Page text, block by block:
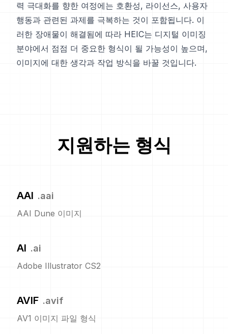
력 극대화를 향한 여정에는 호환성, 라이선스, 사용자
행동과 관련된 과제를 극복하는 것이 포함됩니다. 이
러한 장애물이 해결됨에 따라 HEIC는 디지털 이미징
분야에서 점점 더 중요한 형식이 될 가능성이 높으며,
이미지에 대한 생각과 작업 방식을 바꿀 것입니다.
지원하는 형식
AAI .aai
AAI Dune 이미지
AI .ai
Adobe Illustrator CS2
AVIF .avif
AV1 이미지 파일 형식